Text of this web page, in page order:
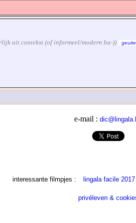
uit contekst (of informeel/modern ba-))
e-mail :
interessante filmpjes : lingala facile 2017
privéleven &